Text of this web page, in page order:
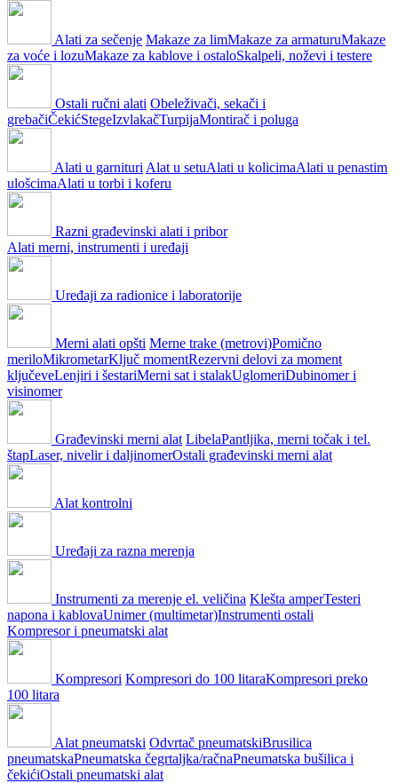
Alati za sečenje Makaze za limMakaze za armaturuMakaze
za voće i lozuMakaze za kablove i ostaloSkalpeli, noževi i testere
Ostali ručni alati Obeleživači, sekači i
grebačiČekićStegeIzvlakačTurpijaMontirač i poluga
Alati u garnituri Alat u setuAlati u kolicimaAlati u penastim
ulošcimaAlati u torbi i koferu
Razni građevinski alati i pribor
Alati merni, instrumenti i uređaji
Uređaji za radionice i laboratorije
Merni alati opšti Merne trake (metrovi)Pomično
meriloMikrometarKljuč momentRezervni delovi za moment
ključeveLenjiri i šestariMerni sat i stalakUglomeriDubinomer i
visinomer
Građevinski merni alat LibelaPantljika, merni točak i tel.
štapLaser, nivelir i daljinomerOstali građevinski merni alat
Alat kontrolni
Uređaji za razna merenja
Instrumenti za merenje el. veličina Klešta amperTesteri
napona i kablovaUnimer (multimetar)Instrumenti ostali
Kompresor i pneumatski alat
Kompresori Kompresori do 100 litaraKompresori preko
100 litara
Alat pneumatski Odvrtač pneumatskiBrusilica
pneumatskaPneumatska čegrtaljka/račnaPneumatska bušilica i
čekićiOstali pneumatski alat